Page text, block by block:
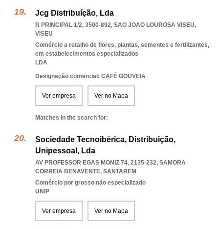
Jcg Distribuíção, Lda
R PRINCIPAL 1/2, 3500-892, SAO JOAO LOUROSA VISEU,
VISEU
Comércio a retalho de flores, plantas, sementes e fertilizantes,
em estabelecimentos especializados
LDA
Designação comercial: CAFÉ GOUVEIA
Ver empresa Ver no Mapa
Matches in the search for:
Sociedade Tecnoibérica, Distribuição,
Unipessoal, Lda
AV PROFESSOR EGAS MONIZ 74, 2135-232, SAMORA
CORREIA BENAVENTE, SANTAREM
Comércio por grosso não especializado
UNIP
Ver empresa Ver no Mapa